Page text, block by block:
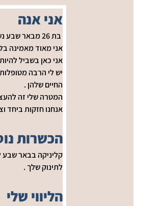
אני אנה
אני מאוד מאמינה
אני כאן בשביל
יש לי הרבה
החיים שלהן .
המטרה שלי זה
אנחנו חזקות ביחד
הכשרות
קליניקה בבאר שבע
לתינוק שלך .
הליווי שלי